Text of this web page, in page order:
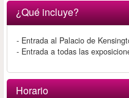
¿Qué incluye?
- Entrada al Palacio de
- Entrada a todas las
Horario